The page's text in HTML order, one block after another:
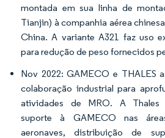
montada em sua linha de
Tianjin) à companhia aérea
China. A variante A321 faz uso
para redução de peso fornecidos
Nov 2022: GAMECO e THALES
colaboração industrial para
atividades de MRO. A Thales
suporte à GAMECO nas
aeronaves, distribuição de